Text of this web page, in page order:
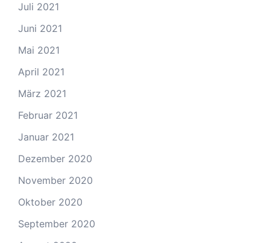
Juli 2021
Juni 2021
Mai 2021
April 2021
März 2021
Februar 2021
Januar 2021
Dezember 2020
November 2020
Oktober 2020
September 2020